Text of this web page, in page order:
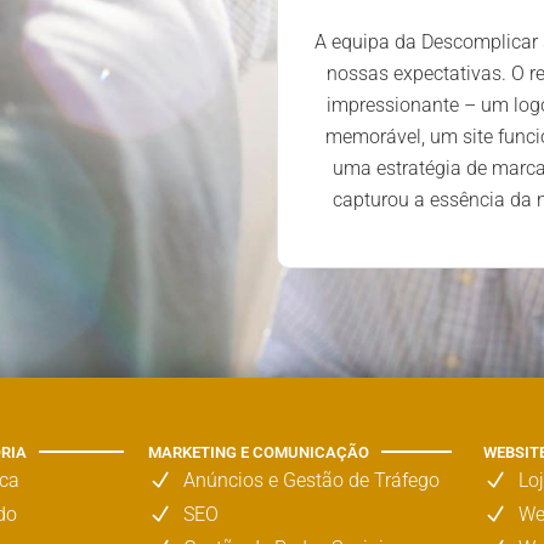
e integração de
renovaram a imagem da
a com a sua visão e
elevou-nos a um novo
novas perspetivas.
A equipa da
nossas expectativas. O
impressionante – um
memorável, um site
uma estratégia de
capturou a essência da
MARKETING E COMUNICAÇÃO
Anúncios e Gestão de Tráfego
SEO